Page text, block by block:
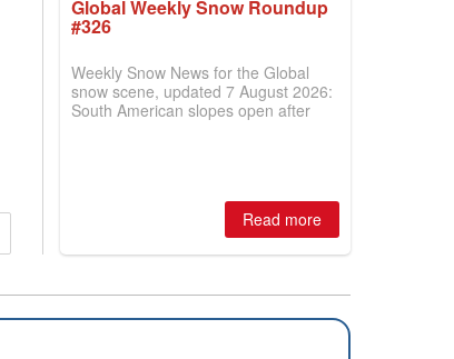
Global Weekly Snow Roundup
#326
Weekly Snow News for the Global
snow scene, updated 7 August 2026:
South American slopes open after
two outdoor areas still open.
Read more